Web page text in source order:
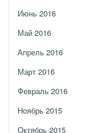
Июнь 2016
Май 2016
Апрель 2016
Март 2016
Февраль 2016
Ноябрь 2015
Октябрь 2015